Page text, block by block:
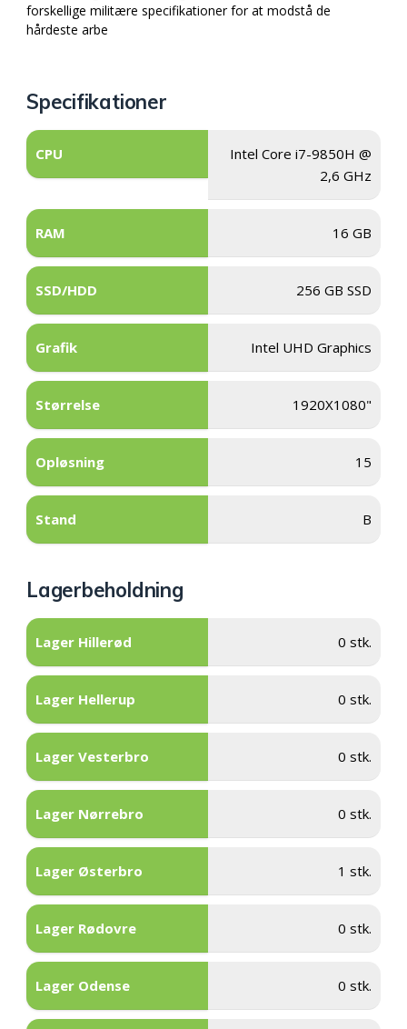
forskellige militære specifikationer for at modstå de
hårdeste arbe
Specifikationer
CPU
Intel Core i7-9850H @
2,6 GHz
RAM 16 GB
SSD/HDD 256 GB SSD
Grafik Intel UHD Graphics
Størrelse 1920X1080"
Opløsning 15
Stand B
Lagerbeholdning
Lager Hillerød 0 stk.
Lager Hellerup 0 stk.
Lager Vesterbro 0 stk.
Lager Nørrebro 0 stk.
Lager Østerbro 1 stk.
Lager Rødovre 0 stk.
Lager Odense 0 stk.